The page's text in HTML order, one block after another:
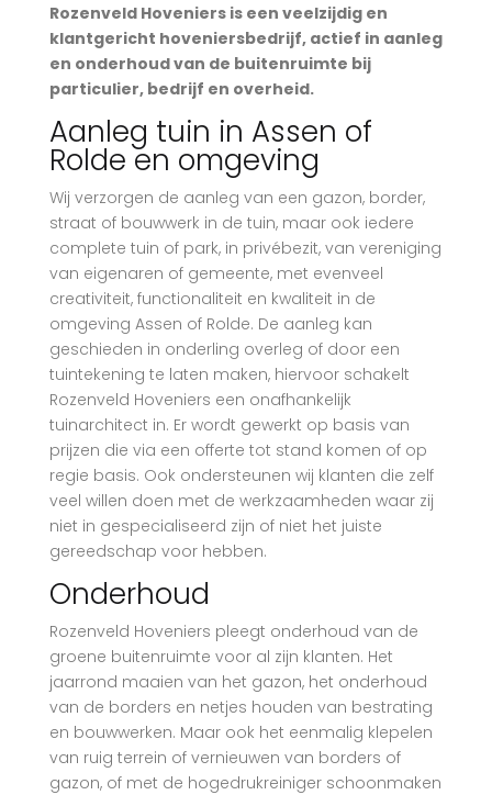
Rozenveld Hoveniers is een veelzijdig en
klantgericht hoveniersbedrijf, actief in aanleg
en onderhoud van de buitenruimte bij
particulier, bedrijf en overheid.
Aanleg tuin in Assen of
Rolde en omgeving
Wij verzorgen de aanleg van een gazon, border,
straat of bouwwerk in de tuin, maar ook iedere
complete tuin of park, in privébezit, van vereniging
van eigenaren of gemeente, met evenveel
creativiteit, functionaliteit en kwaliteit in de
omgeving Assen of Rolde. De aanleg kan
geschieden in onderling overleg of door een
tuintekening te laten maken, hiervoor schakelt
Rozenveld Hoveniers een onafhankelijk
tuinarchitect in. Er wordt gewerkt op basis van
prijzen die via een offerte tot stand komen of op
regie basis. Ook ondersteunen wij klanten die zelf
veel willen doen met de werkzaamheden waar zij
niet in gespecialiseerd zijn of niet het juiste
gereedschap voor hebben.
Onderhoud
Rozenveld Hoveniers pleegt onderhoud van de
groene buitenruimte voor al zijn klanten. Het
jaarrond maaien van het gazon, het onderhoud
van de borders en netjes houden van bestrating
en bouwwerken. Maar ook het eenmalig klepelen
van ruig terrein of vernieuwen van borders of
gazon, of met de hogedrukreiniger schoonmaken